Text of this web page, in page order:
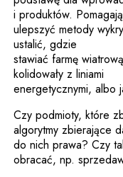
i produktów. Pomagają
ulepszyć metody
ustalić, gdzie
stawiać farmę
kolidowały z liniami
energetycznymi, albo
Czy podmioty, które
algorytmy zbierające
do nich prawa? Czy
obracać, np.